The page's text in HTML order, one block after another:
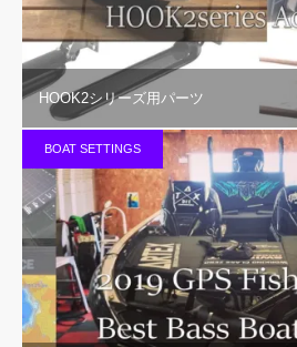
HOOK2シリーズ用パーツ
BOAT SETTINGS